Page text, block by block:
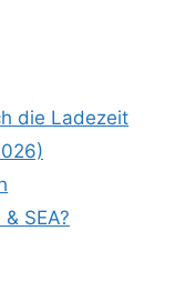
die Ladezeit
SEA?